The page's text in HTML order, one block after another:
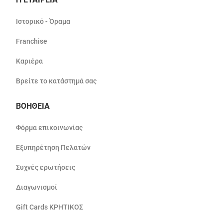
Ιστορικό - Όραμα
Franchise
Καριέρα
Βρείτε το κατάστημά σας
ΒΟΗΘΕΙΑ
Φόρμα επικοινωνίας
Εξυπηρέτηση Πελατών
Συχνές ερωτήσεις
Διαγωνισμοί
Gift Cards ΚΡΗΤΙΚΟΣ